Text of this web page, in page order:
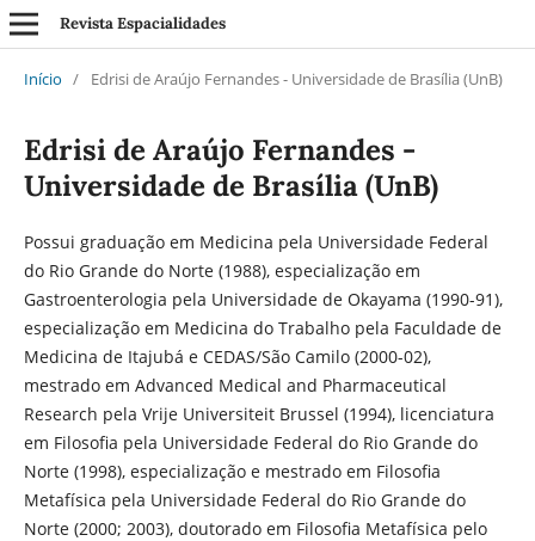
Revista Espacialidades
Início / Edrisi de Araújo Fernandes - Universidade de Brasília (UnB)
Edrisi de Araújo Fernandes -
Universidade de Brasília (UnB)
Possui graduação em Medicina pela Universidade Federal
do Rio Grande do Norte (1988), especialização em
Gastroenterologia pela Universidade de Okayama (1990-91),
especialização em Medicina do Trabalho pela Faculdade de
Medicina de Itajubá e CEDAS/São Camilo (2000-02),
mestrado em Advanced Medical and Pharmaceutical
Research pela Vrije Universiteit Brussel (1994), licenciatura
em Filosofia pela Universidade Federal do Rio Grande do
Norte (1998), especialização e mestrado em Filosofia
Metafísica pela Universidade Federal do Rio Grande do
Norte (2000; 2003), doutorado em Filosofia Metafísica pelo